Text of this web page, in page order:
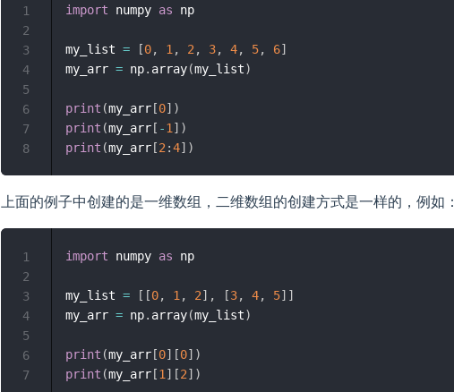
import numpy as np
my_list = [0, 1, 2, 3, 4, 5, 6]
my_arr = np. array(my_list)
print (my_arr [0] )
print (my_arr [ -1] )
print (my_arr [2:4] )
1
2
3
4
5
6
7
8
上面的例子中创建的是一维数组，二维数组的创建方式是一样的，例如：
import numpy as np
my_list = [ [0, 1, 2] , [3, 4, 5] ]
my_arr = np. array(my_list)
print (my_arr [0] [0] )
print (my_arr [1] [2] )
1
2
3
4
5
6
7